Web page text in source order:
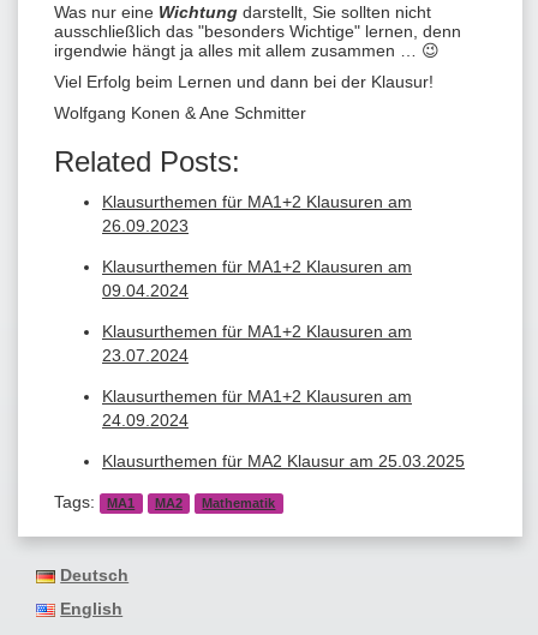
Was nur eine Wichtung darstellt, Sie sollten nicht
ausschließlich das "besonders Wichtige" lernen, denn
irgendwie hängt ja alles mit allem zusammen … 😉
Viel Erfolg beim Lernen und dann bei der Klausur!
Wolfgang Konen & Ane Schmitter
Related Posts:
Klausurthemen für MA1+2 Klausuren am
26.09.2023
Klausurthemen für MA1+2 Klausuren am
09.04.2024
Klausurthemen für MA1+2 Klausuren am
23.07.2024
Klausurthemen für MA1+2 Klausuren am
24.09.2024
Klausurthemen für MA2 Klausur am 25.03.2025
Tags: MA1 MA2 Mathematik
Deutsch
English